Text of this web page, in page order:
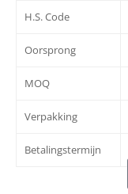
H.S. Code
Oorsprong
MOQ
Verpakking
Betalingstermijn